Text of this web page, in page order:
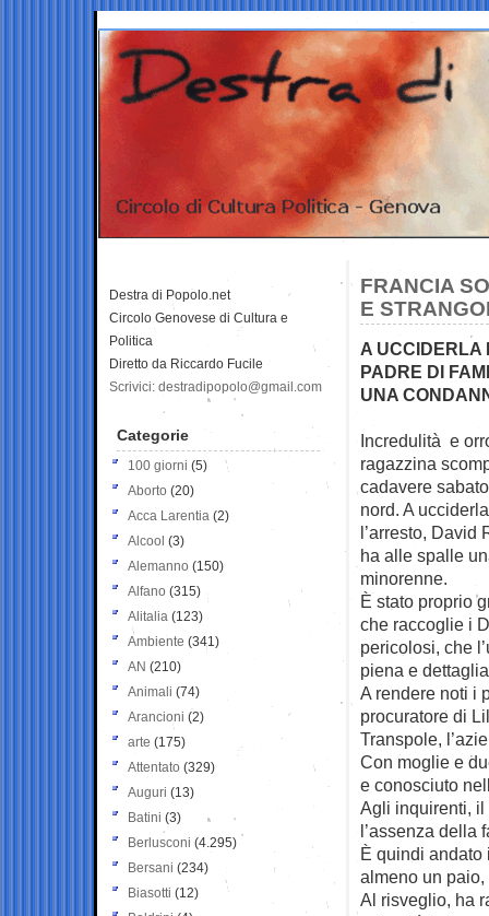
FRANCIA
E
A UCCIDERLA
PADRE DI
UNA
Incredulità e
ragazzina
cadavere
nord. A
l’arresto, David
ha alle spalle
minorenne.
È stato proprio
che raccoglie i
pericolosi, che
piena e
A rendere noti i
procuratore di
Transpole,
Con moglie e
e conosciuto
Agli inquirenti, il
l’assenza della
È quindi andato
almeno un
Al risveglio, ha
Destra di Popolo.net
Circolo Genovese di Cultura e
Politica
Diretto da Riccardo Fucile
Scrivici: destradipopolo@gmail.com
Categorie
100 giorni (5)
Aborto (20)
Acca Larentia (2)
Alcool (3)
Alemanno (150)
Alfano (315)
Alitalia (123)
Ambiente (341)
AN (210)
Animali (74)
Arancioni (2)
arte (175)
Attentato (329)
Auguri (13)
Batini (3)
Berlusconi (4.295)
Bersani (234)
Biasotti (12)